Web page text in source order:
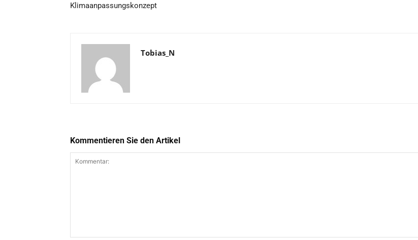
Klimaanpassungskonzept
Tobias_N
Kommentieren Sie den Artikel